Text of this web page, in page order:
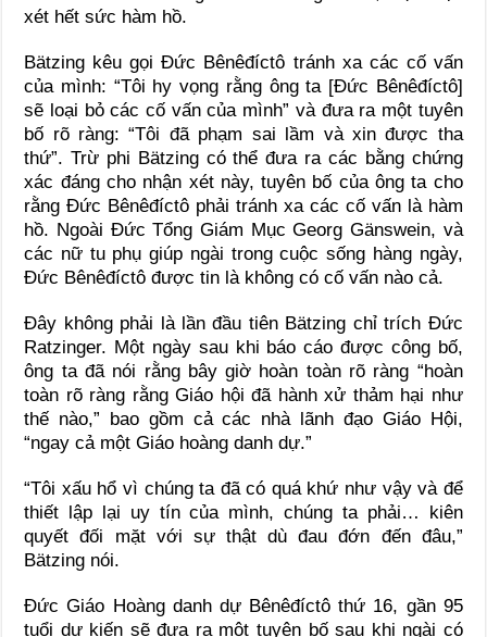
xét hết sức hàm hồ.
Bätzing kêu gọi Đức Bênêđíctô tránh xa các cố vấn
của mình: “Tôi hy vọng rằng ông ta [Đức Bênêđíctô]
sẽ loại bỏ các cố vấn của mình” và đưa ra một tuyên
bố rõ ràng: “Tôi đã phạm sai lầm và xin được tha
thứ”. Trừ phi Bätzing có thể đưa ra các bằng chứng
xác đáng cho nhận xét này, tuyên bố của ông ta cho
rằng Đức Bênêđíctô phải tránh xa các cố vấn là hàm
hồ. Ngoài Đức Tổng Giám Mục Georg Gänswein, và
các nữ tu phụ giúp ngài trong cuộc sống hàng ngày,
Đức Bênêđíctô được tin là không có cố vấn nào cả.
Đây không phải là lần đầu tiên Bätzing chỉ trích Đức
Ratzinger. Một ngày sau khi báo cáo được công bố,
ông ta đã nói rằng bây giờ hoàn toàn rõ ràng “hoàn
toàn rõ ràng rằng Giáo hội đã hành xử thảm hại như
thế nào,” bao gồm cả các nhà lãnh đạo Giáo Hội,
“ngay cả một Giáo hoàng danh dự.”
“Tôi xấu hổ vì chúng ta đã có quá khứ như vậy và để
thiết lập lại uy tín của mình, chúng ta phải… kiên
quyết đối mặt với sự thật dù đau đớn đến đâu,”
Bätzing nói.
Đức Giáo Hoàng danh dự Bênêđíctô thứ 16, gần 95
tuổi dự kiến sẽ đưa ra một tuyên bố sau khi ngài có